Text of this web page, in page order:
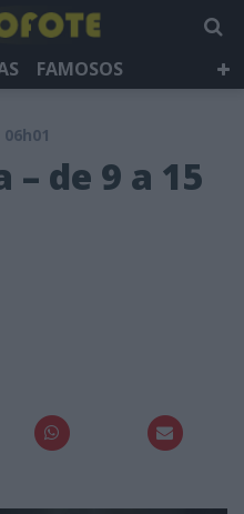
FAMOSOS
NEWSLETTER
de 9 a 15